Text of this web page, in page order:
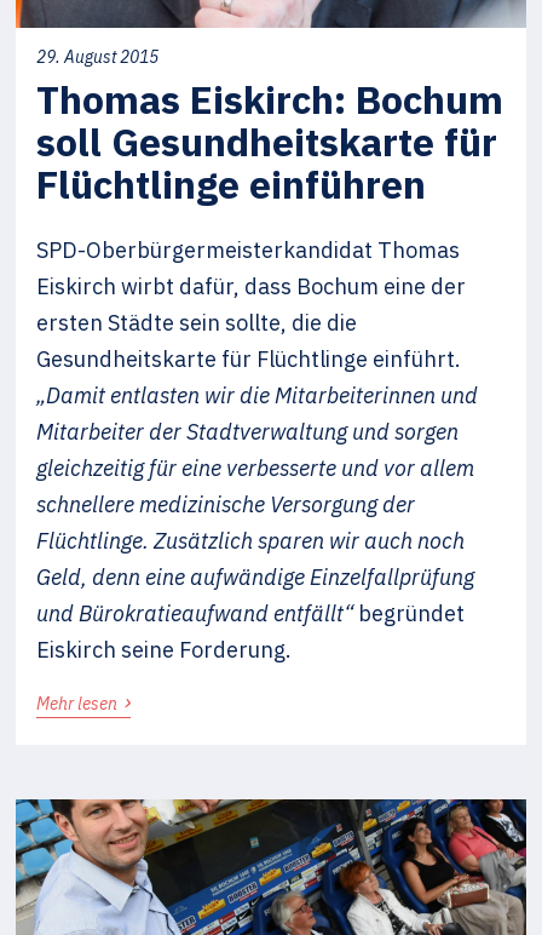
29. August 2015
Thomas Eiskirch: Bochum
soll Gesundheitskarte für
Flüchtlinge einführen
SPD-Oberbürgermeisterkandidat Thomas
Eiskirch wirbt dafür, dass Bochum eine der
ersten Städte sein sollte, die die
Gesundheitskarte für Flüchtlinge einführt.
„Damit entlasten wir die Mitarbeiterinnen und
Mitarbeiter der Stadtverwaltung und sorgen
gleichzeitig für eine verbesserte und vor allem
schnellere medizinische Versorgung der
Flüchtlinge. Zusätzlich sparen wir auch noch
Geld, denn eine aufwändige Einzelfallprüfung
und Bürokratieaufwand entfällt“begründet
Eiskirch seine Forderung.
Mehr lesen ›